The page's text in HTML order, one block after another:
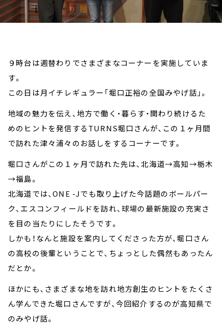
９時台は週替わりでさまざまなコーナーを実施していま
す。
この日は月イチレギュラー「堀口正裕の全国みやげ話」。
地域の魅力を伝え、地方で働く・暮らす・関わり続けるた
めのヒントを発信するTURNS堀口さんが、この１ヶ月間
で訪れた津々浦々のお話しをするコーナーです。
堀口さんがこの１ヶ月で訪れた先は、北海道→高知→栃木
→福島。
北海道では、ONE -Jでも取り上げた今話題のボールパー
ク、エスコンフィールドを訪れ、球場の最新施設の充実さ
を目の当たりにしたそうです。
しかも！なんと施設を案内してくださった方が、堀口さん
の高校の後輩ということで、ちょっとした偶然もあったん
だとか。
ほかにも、さまざまな地を訪れ地方創生のヒントをたくさ
ん学んできた堀口さんですが、今回紹介するのが高知県で
のみやげ話。